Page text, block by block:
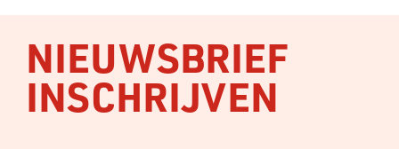
NIEUWSBRIEF
INSCHRIJVEN